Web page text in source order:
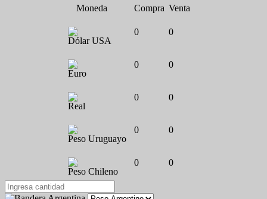
Moneda Compra Venta
Dólar USA
0 0
Euro
0 0
Real
0 0
Peso Uruguayo
0 0
Peso Chileno
0 0